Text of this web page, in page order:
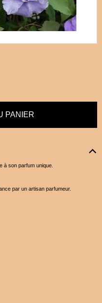
à son parfum unique.
par un artisan parfumeur.